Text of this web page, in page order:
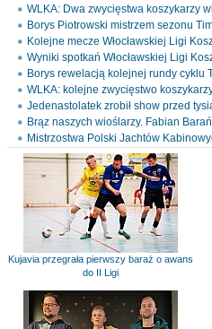
WLKA: Dwa zwycięstwa koszykarzy
Borys Piotrowski mistrzem sezonu
Kolejne mecze Włocławskiej Ligi
Wyniki spotkań Włocławskiej Ligi
Borys rewelacją kolejnej rundy cyklu
WLKA: kolejne zwycięstwo
Jedenastolatek zrobił show przed
Brąz naszych wioślarzy. Fabian
Mistrzostwa Polski Jachtów
Kujavia przegrała pierwszy baraż o awans
do II Ligi